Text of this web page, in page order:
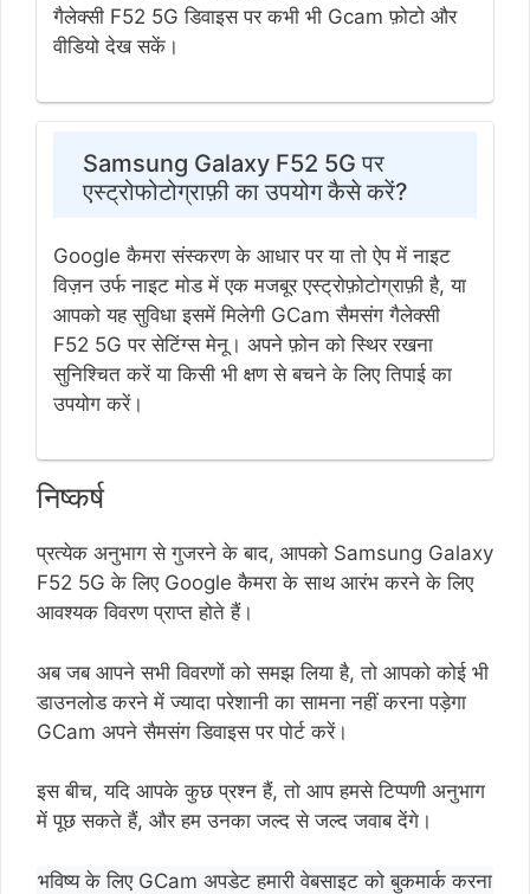
गैलेक्सी F52 5G डिवाइस पर कभी भी Gcam फ़ोटो और
वीडियो देख सकें।
Samsung Galaxy F52 5G पर
एस्ट्रोफोटोग्राफ़ी का उपयोग कैसे करें?
Google कैमरा संस्करण के आधार पर या तो ऐप में नाइट
विज़न उर्फ ​​​​नाइट मोड में एक मजबूर एस्ट्रोफ़ोटोग्राफ़ी है, या
आपको यह सुविधा इसमें मिलेगी GCam सैमसंग गैलेक्सी
F52 5G पर सेटिंग्स मेनू। अपने फ़ोन को स्थिर रखना
सुनिश्चित करें या किसी भी क्षण से बचने के लिए तिपाई का
उपयोग करें।
निष्कर्ष
प्रत्येक अनुभाग से गुजरने के बाद, आपको Samsung Galaxy
F52 5G के लिए Google कैमरा के साथ आरंभ करने के लिए
आवश्यक विवरण प्राप्त होते हैं।
अब जब आपने सभी विवरणों को समझ लिया है, तो आपको कोई भी
डाउनलोड करने में ज्यादा परेशानी का सामना नहीं करना पड़ेगा
GCam अपने सैमसंग डिवाइस पर पोर्ट करें।
इस बीच, यदि आपके कुछ प्रश्न हैं, तो आप हमसे टिप्पणी अनुभाग
में पूछ सकते हैं, और हम उनका जल्द से जल्द जवाब देंगे।
भविष्य के लिए GCam अपडेट हमारी वेबसाइट को बुकमार्क करना